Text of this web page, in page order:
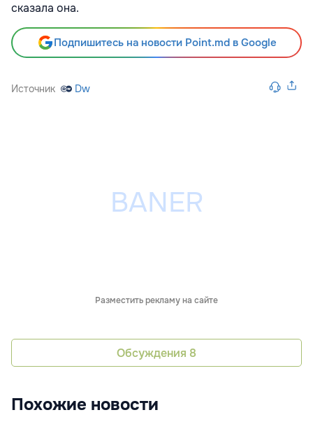
сказала она.
Подпишитесь на новости Point.md в Google
Источник Dw
Разместить рекламу на сайте
Обсуждения 8
Похожие новости